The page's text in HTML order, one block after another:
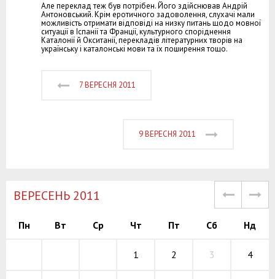
Але переклад теж був потрібен. Його здійснював Андрій
Антоновський. Крім еротичного задоволення, слухачі мали
можливість отримати відповіді на низку питань щодо мовної
ситуації в Іспанії та Франції, культурного споріднення
Каталонії й Окситанії, перекладів літературних творів на
українську і каталонські мови та їх поширення тощо.
7 ВЕРЕСНЯ 2011
9 ВЕРЕСНЯ 2011
ВЕРЕСЕНЬ 2011
Пн Вт Ср Чт Пт Сб Нд
1 2 3 4